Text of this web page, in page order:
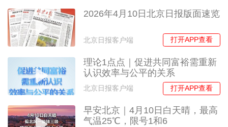
2026年4月10日北京日报版面速览
北京日报客户端 打开APP查看
理论1点点｜促进共同富裕需重新
认识效率与公平的关系
北京日报客户端 打开APP查看
早安北京｜4月10日白天晴，最高
气温25℃，限号1和6